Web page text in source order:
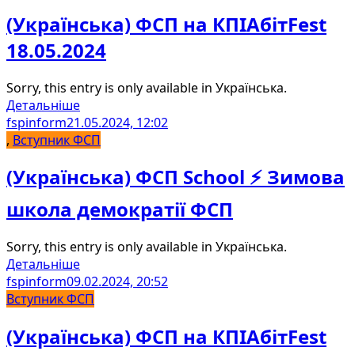
(Українська) ФСП на КПІАбітFest
18.05.2024
Sorry, this entry is only available in Українська.
Детальніше
fspinform21.05.2024, 12:02
, Вступник ФСП
(Українська) ФСП School ⚡️ Зимова
школа демократії ФСП
Sorry, this entry is only available in Українська.
Детальніше
fspinform09.02.2024, 20:52
Вступник ФСП
(Українська) ФСП на КПІАбітFest